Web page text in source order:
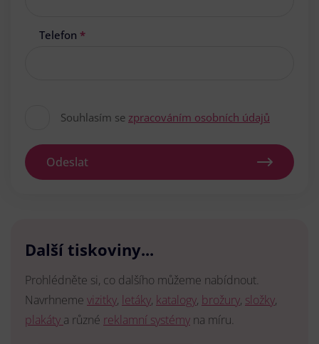
Telefon *
Souhlasím se zpracováním osobních údajů
Odeslat
Další tiskoviny...
Prohlédněte si, co dalšího můžeme nabídnout.
Navrhneme vizitky, letáky, katalogy, brožury, složky,
plakáty a různé reklamní systémy na míru.